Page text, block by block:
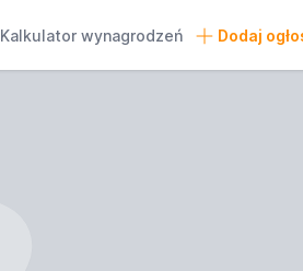
Kalkulator wynagrodzeń Dodaj